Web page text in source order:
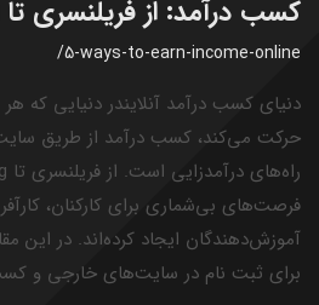
کسب درآمد: از فریلنسری تا Dropshipping
/5-ways-to-earn-income-online
دنیای کسب درآمد آنلایندر دنیایی که
حرکت می‌کند، کسب درآمد از طریق
فرصت‌های بی‌شماری برای کارکنان،
برای ثبت نام در سایت‌های خارجی و